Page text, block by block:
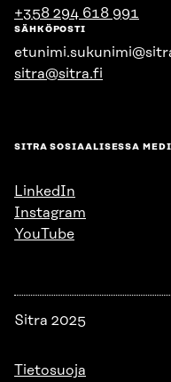
+358 294 618 991
SÄHKÖPOSTI
sitra@sitra.fi
SITRA SOSIAALISESSA
LinkedIn
Instagram
YouTube
Sitra 2025
Tietosuoja